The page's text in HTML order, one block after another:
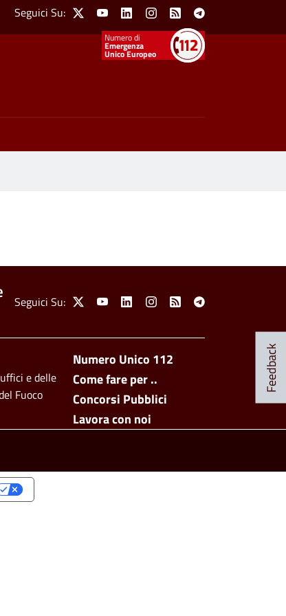
Social Menu
Seguici Su: X YoutubeLinkedinInstagram
Feed Telegram
Emergenza
Unico Europeo
Feedback
Social Menu
Seguici Su: X YoutubeLinkedinInstagram
Feed Telegram
Footer side
Numero Unico 112
Come fare per ..
Concorsi Pubblici
Lavora con noi
e delle
Fuoco